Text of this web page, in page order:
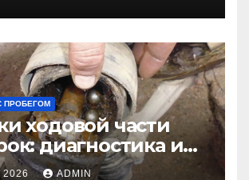
ПРОБЕГОМ
ходовой части
диагностика и
своими руками
2026 ADMIN